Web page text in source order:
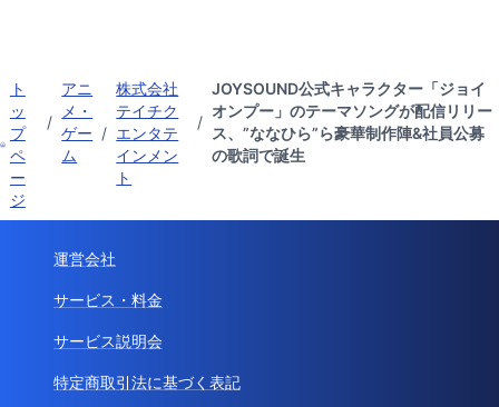
ト
ッ
プ
ペ
ー
ジ
/
アニ
メ・
ゲー
ム
/
株式会社
テイチク
エンタテ
インメン
ト
/
JOYSOUND公式キャラクター「ジョイ
オンプー」のテーマソングが配信リリー
ス、”ななひら”ら豪華制作陣&社員公募
の歌詞で誕生
運営会社
サービス・料金
サービス説明会
特定商取引法に基づく表記